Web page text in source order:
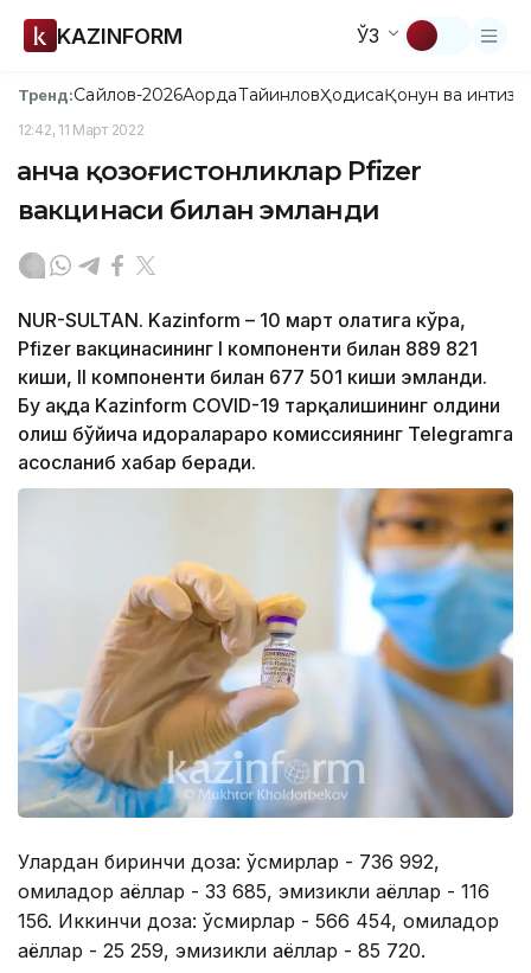
KAZINFORM ЎЗ
Тренд:Сайлов-2026АқордаТайинловҲодисаҚонун ва
12:42, 11 Март 2022
Қанча қозоғистонликлар Pfizer
вакцинаси билан эмланди
NUR-SULTAN. Kazinform – 10 март ҳолатига кўра,
Pfizer вакцинасининг I компоненти билан 889 821
киши, II компоненти билан 677 501 киши эмланди.
Бу ҳақда Kazinform COVID-19 тарқалишининг олдини
олиш бўйича идоралараро комиссиянинг Telegramга
асосланиб хабар беради.
Улардан биринчи доза: ўсмирлар - 736 992,
ҳомиладор аёллар - 33 685, эмизикли аёллар - 116
156. Иккинчи доза: ўсмирлар - 566 454, ҳомиладор
аёллар - 25 259, эмизикли аёллар - 85 720.